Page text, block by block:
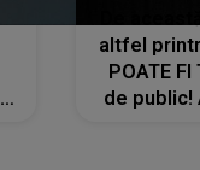
altfel
POATE FI
de public!